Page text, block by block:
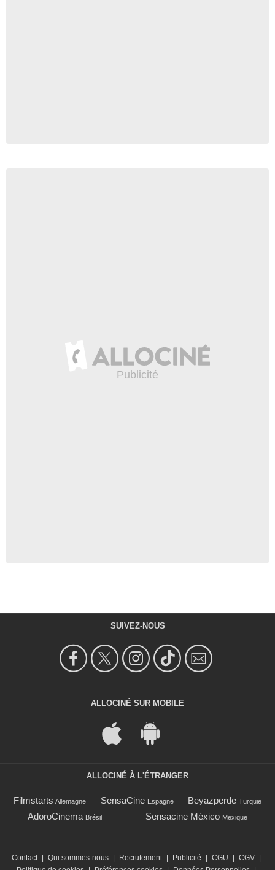
SUIVEZ-NOUS
ALLOCINÉ SUR MOBILE
ALLOCINÉ À L'ÉTRANGER
Filmstarts Allemagne SensaCine Espagne Beyazperde Turquie
AdoroCinema Brésil Sensacine México Mexique
Contact Qui sommes-nous Recrutement Publicité CGU CGV